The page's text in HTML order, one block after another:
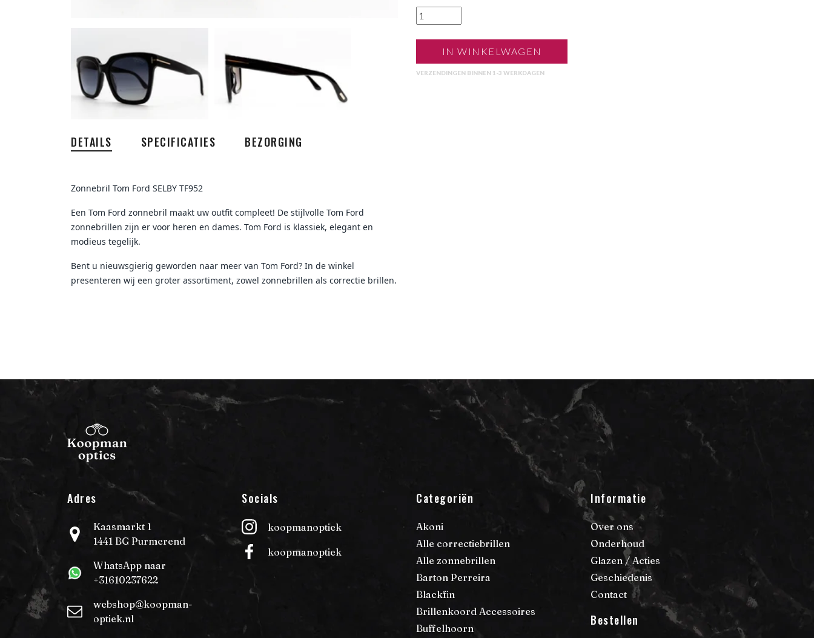
IN WINKELWAGEN
VERZENDINGEN BINNEN 1-3 WERKDAGEN
DETAILS SPECIFICATIES BEZORGING
Zonnebril Tom Ford SELBY TF952
Een Tom Ford zonnebril maakt uw outfit compleet! De stijlvolle Tom Ford
zonnebrillen zijn er voor heren en dames. Tom Ford is klassiek, elegant en
modieus tegelijk.
Bent u nieuwsgierig geworden naar meer van Tom Ford? In de winkel
presenteren wij een groter assortiment, zowel zonnebrillen als correctie brillen.
Adres
Kaasmarkt 1
1441 BG Purmerend
WhatsApp naar
+31610237622
webshop@koopman-
optiek.nl
Socials
koopmanoptiek
koopmanoptiek
Categoriën
Akoni
Alle correctiebrillen
Alle zonnebrillen
Barton Perreira
Blackfin
Brillenkoord Accessoires
Buffelhoorn
Informatie
Over ons
Onderhoud
Glazen / Acties
Geschiedenis
Contact
Bestellen